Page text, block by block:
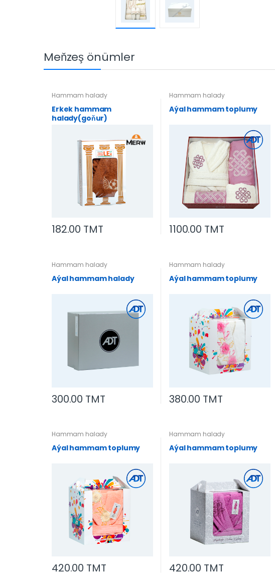
Meňzeş önümler
Hammam halady
Erkek hammam
halady(goňur)
182.00 TMT
Hammam halady
Aýal hammam toplumy
1100.00 TMT
Hammam halady
Aýal hammam halady
300.00 TMT
Hammam halady
Aýal hammam toplumy
380.00 TMT
Hammam halady
Aýal hammam toplumy
420.00 TMT
Hammam halady
Aýal hammam toplumy
420.00 TMT